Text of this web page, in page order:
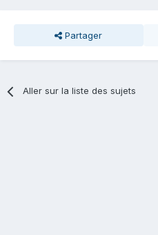
Partager
Aller sur la liste des sujets